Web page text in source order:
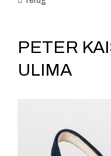
PETER
ULIMA